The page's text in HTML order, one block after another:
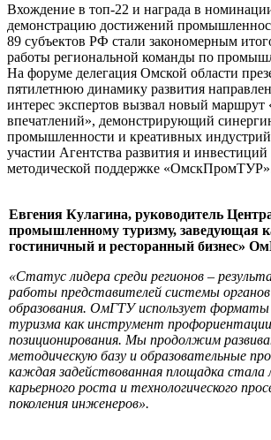
Вхождение в топ-22 и награда в
демонстрацию достижений
89 субъектов РФ стали закономерным
работы региональной команды по
На форуме делегация Омской области
пятилетнюю динамику развития
интерес экспертов вызвал новый маршрут
впечатлений», демонстрирующий
промышленности и креативных
участии Агентства развития и
методической поддержке
Евгения Кулагина, руководитель
промышленному туризму, заведующая
гостиничный и ресторанный бизнес»
«Статус лидера среди регионов –
работы представителей системы органов
образования. ОмГТУ использует
туризма как инструмент
позиционирования. Мы продолжим
методическую базу и образовательные
каждая задействованная площадка стала
карьерного роста и технологического
поколения инженеров».